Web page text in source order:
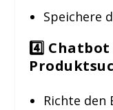
Speichere
4️⃣
Richte den